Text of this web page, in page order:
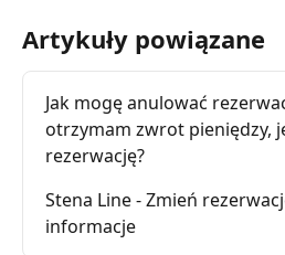
Artykuły powiązane
Jak mogę anulować
otrzymam zwrot pieniędzy,
rezerwację?
Stena Line - Zmień
informacje